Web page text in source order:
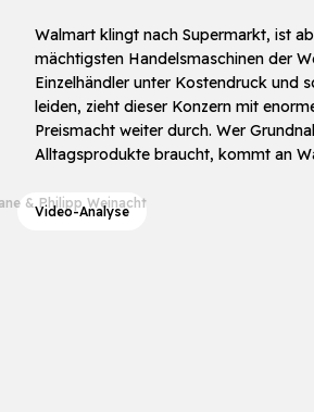
Walmart klingt nach Supermarkt, ist
mächtigsten Handelsmaschinen der
Einzelhändler unter Kostendruck und
leiden, zieht dieser Konzern mit
Preismacht weiter durch. Wer
Alltagsprodukte braucht, kommt an
& Philipp Weinacht
Video-Analyse